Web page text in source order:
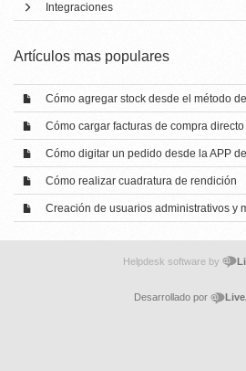
Integraciones
Artí­culos mas populares
Cómo agregar stock desde el método
Cómo cargar facturas de compra
Cómo digitar un pedido desde la APP
Cómo realizar cuadratura de rendición
Creación de usuarios administrativos y
Helpdesk software by
Desarrollado por